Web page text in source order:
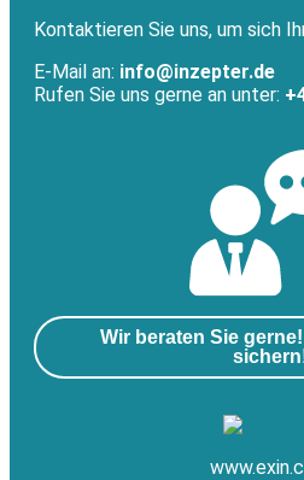
Kontaktieren Sie uns, um sich
E-Mail an: info@inzepter.de
Rufen Sie uns gerne an unter:
Wir beraten Sie